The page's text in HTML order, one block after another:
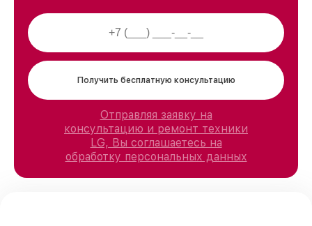
Получить бесплатную консультацию
Отправляя заявку на
консультацию и ремонт техники
LG, Вы соглашаетесь на
обработку персональных данных